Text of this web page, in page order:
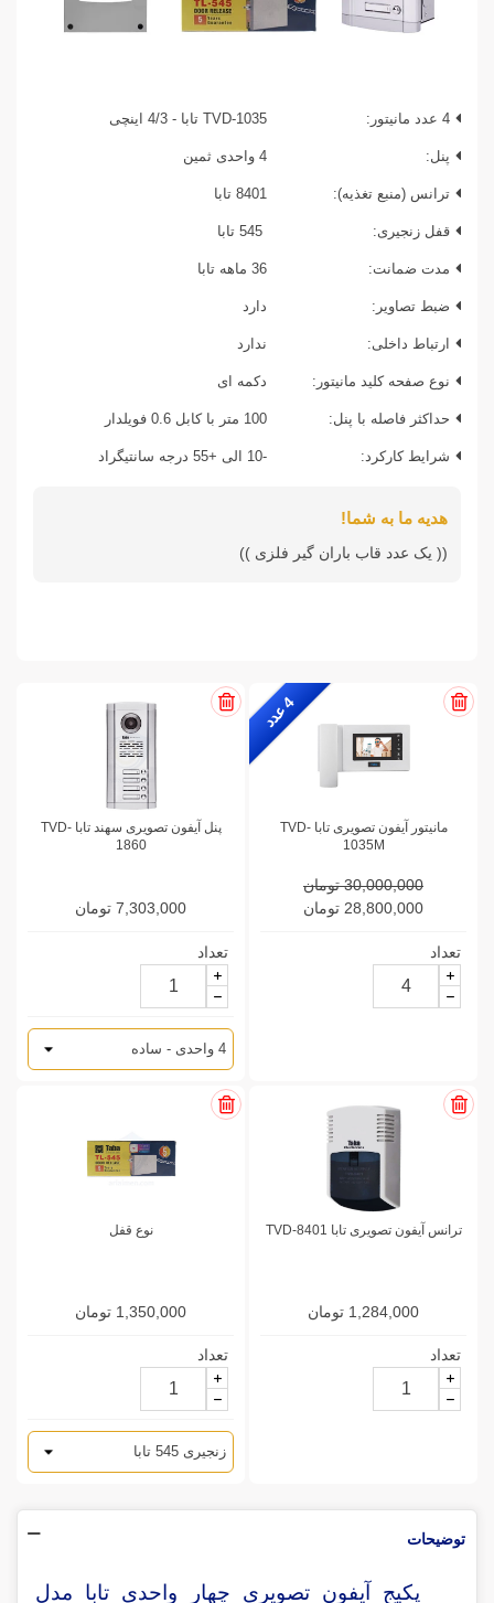
4 عدد مانیتور: TVD-1035 تابا - 4/3 اینچی
پنل: 4 واحدی ثمین
ترانس (منبع تغذیه): 8401 تابا
قفل زنجیری:
مدت ضمانت: 36 ماهه تابا
ضبط تصاویر: دارد
ارتباط داخلی: ندارد
نوع صفحه کلید مانیتور: دکمه ای
حداکثر فاصله با پنل: 100 متر با کابل 0.6 فویلدار
شرایط کارکرد: -10 الی +55 درجه سانتیگراد
هدیه ما به شما!
(( یک عدد قاب باران گیر فلزی ))
4ع
د
د
مانیتور آیفون تصویری تابا TVD-
1035M
30,000,000 تومان
28,800,000 تومان
تعداد
پنل آیفون تصویری سهند تابا TVD-
1860
7,303,000 تومان
تعداد
ترانس آیفون تصویری تابا TVD-8401
1,284,000 تومان
تعداد
نوع قفل
1,350,000 تومان
تعداد
توضیحات
پکیج آیفون تصویری چهار واحدی تابا مدل